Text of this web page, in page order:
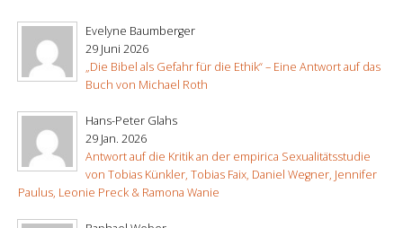
Evelyne Baumberger
29 Juni 2026
„Die Bibel als Gefahr für die Ethik“ – Eine Antwort auf das
Buch von Michael Roth
Hans-Peter Glahs
29 Jan. 2026
Antwort auf die Kritik an der empirica Sexualitätsstudie
von Tobias Künkler, Tobias Faix, Daniel Wegner, Jennifer
Paulus, Leonie Preck & Ramona Wanie